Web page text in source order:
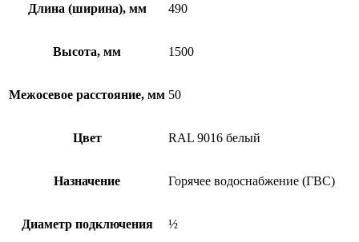
Длина (ширина), мм 490
Высота, мм 1500
Межосевое расстояние, мм 50
Цвет RAL 9016 белый
Назначение Горячее водоснабжение (ГВС)
Диаметр подключения ½